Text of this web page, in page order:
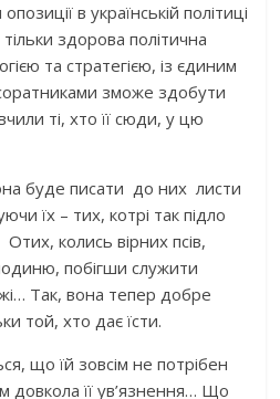
в українській політиці
здорова політична
та стратегією, із єдиним
зможе здобути
ті, хто її сюди, у цю
буде писати до них листи
їх – тих, котрі так підло
колись вірних псів,
побігши служити
Так, вона тепер добре
той, хто дає їсти.
що їй зовсім не потрібен
довкола її ув’язнення… Що